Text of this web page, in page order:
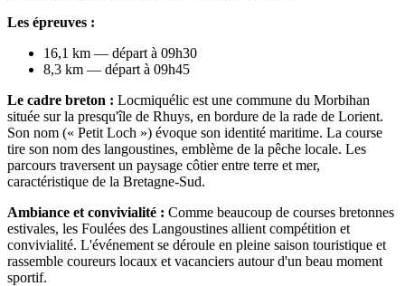
Les épreuves :
16,1 km — départ à 09h30
8,3 km — départ à 09h45
Le cadre breton : Locmiquélic est une commune du Morbihan
située sur la presqu'île de Rhuys, en bordure de la rade de Lorient.
Son nom (« Petit Loch ») évoque son identité maritime. La course
tire son nom des langoustines, emblème de la pêche locale. Les
parcours traversent un paysage côtier entre terre et mer,
caractéristique de la Bretagne-Sud.
Ambiance et convivialité : Comme beaucoup de courses bretonnes
estivales, les Foulées des Langoustines allient compétition et
convivialité. L'événement se déroule en pleine saison touristique et
rassemble coureurs locaux et vacanciers autour d'un beau moment
sportif.